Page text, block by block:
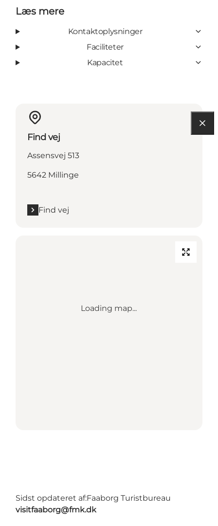
Læs mere
Kontaktoplysninger
Faciliteter
Kapacitet
Find vej
Assensvej 513
5642 Millinge
Find vej
Loading map...
Sidst opdateret af:Faaborg Turistbureau
visitfaaborg@fmk.dk